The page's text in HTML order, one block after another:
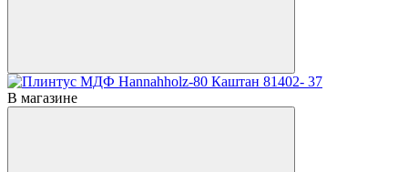
В магазине